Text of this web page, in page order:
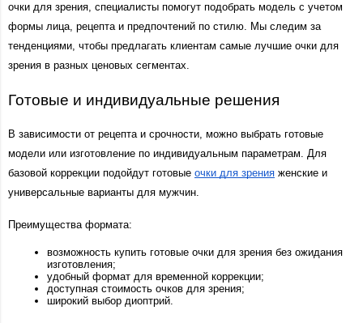
очки для зрения, специалисты помогут подобрать модель с учетом
формы лица, рецепта и предпочтений по стилю. Мы следим за
тенденциями, чтобы предлагать клиентам самые лучшие очки для
зрения в разных ценовых сегментах.
Готовые и индивидуальные решения
В зависимости от рецепта и срочности, можно выбрать готовые
модели или изготовление по индивидуальным параметрам. Для
базовой коррекции подойдут готовые очки для зрения женские и
универсальные варианты для мужчин.
Преимущества формата:
возможность купить готовые очки для зрения без ожидания
изготовления;
удобный формат для временной коррекции;
доступная стоимость очков для зрения;
широкий выбор диоптрий.